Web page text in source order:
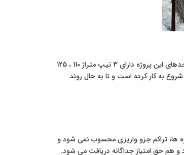
این پروژه اسکلت طبقه 5 (4 منفی و 1 طبقه مثبت) را زده است. واحدهای این پروژه دارای 3 تیپ متراژ 110 ، 125
و 150 متری میباشد که تیپ اول دو خوابه و دو تیپ بعدی بصورت سه خواب می باشند. این پروژه در سال 1401 شروع به کار کرده است و تا به حال روند
ها، تراکم جزو واریزی محسوب نمی شود و
و هم حق امتیاز جداگانه دریافت می شود.